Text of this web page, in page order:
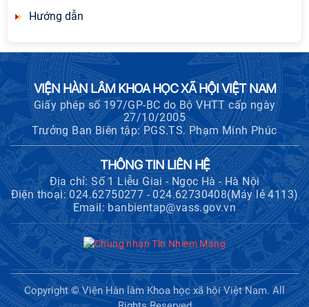
Hướng dẫn
VIỆN HÀN LÂM KHOA HỌC XÃ HỘI VIỆT NAM
Giấy phép số 197/GP-BC do Bộ VHTT cấp ngày
27/10/2005
Trưởng Ban Biên tập: PGS.TS. Phạm Minh Phúc
THÔNG TIN LIÊN HỆ
Địa chỉ: Số 1 Liễu Giai - Ngọc Hà - Hà Nội
Điện thoại: 024.62750277 - 024.62730408(Máy lẻ 4113)
Email: banbientap@vass.gov.vn
Copyright © Viện Hàn lâm Khoa học xã hội Việt Nam. All